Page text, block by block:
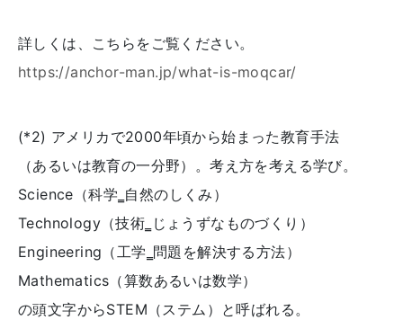
詳しくは、こちらをご覧ください。
https://anchor-man.jp/what-is-moqcar/
(*2) アメリカで2000年頃から始まった教育手法
（あるいは教育の一分野）。考え方を考える学び。
Science（科学‗自然のしくみ）
Technology（技術‗じょうずなものづくり）
Engineering（工学‗問題を解決する方法）
Mathematics（算数あるいは数学）
の頭文字からSTEM（ステム）と呼ばれる。